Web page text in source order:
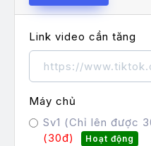
nhập tài khoản
ký tài khoản
giá & Cấp bậc
Link video cần tăng
Máy chủ
Sv1 (Chỉ lên được
(30đ)
Hoạt động